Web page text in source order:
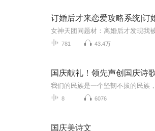
781 43.4万
国庆献礼！领先声创国庆诗
8 6076
国庆美诗文